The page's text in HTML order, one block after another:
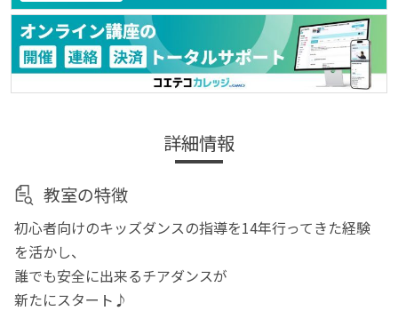
詳細情報
教室の特徴
初心者向けのキッズダンスの指導を14年行ってきた経験
を活かし、
誰でも安全に出来るチアダンスが
新たにスタート♪